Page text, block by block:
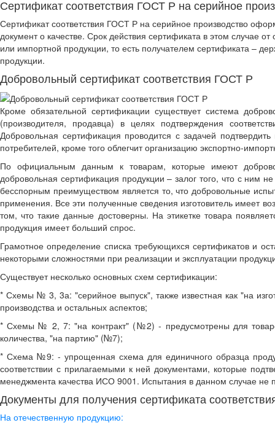
Сертификат соответствия ГОСТ Р на серийное
Сертификат соответствия ГОСТ Р на серийное производство
документ о качестве. Срок действия сертификата в этом случае
или импортной продукции, то есть получателем сертификата –
продукции.
Добровольный сертификат соответствия ГОСТ Р
Кроме обязательной сертификации существует система
(производителя, продавца) в целях подтверждения
Добровольная сертификация проводится с задачей
потребителей, кроме того облегчит организацию экспортно-
По официальным данным к товарам, которые имеют
добровольная сертификация продукции – залог того, что с ним
бесспорным преимуществом является то, что добровольные
применения. Все эти полученные сведения изготовитель имеет
том, что такие данные достоверны. На этикетке товара
продукция имеет больший спрос.
Грамотное определение списка требующихся сертификатов и
некоторыми сложностями при реализации и эксплуатации
Существует несколько основных схем сертификации:
* Схемы № 3, 3а: "серийное выпуск", также известная как "на
производства и остальных аспектов;
* Схемы № 2, 7: "на контракт" (№2) - предусмотрены для
количества, "на партию" (№7);
* Схема №9: - упрощенная схема для единичного образца
соответствии с прилагаемыми к ней документами, которые
менеджмента качества ИСО 9001. Испытания в данном случае не
Документы для получения сертификата
На отечественную продукцию: